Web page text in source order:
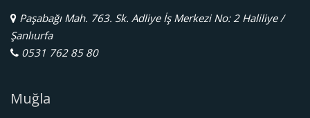
Paşabağı Mah. 763. Sk. Adliye İş Merkezi No: 2 Haliliye /
Şanlıurfa
0531 762 85 80
Muğla